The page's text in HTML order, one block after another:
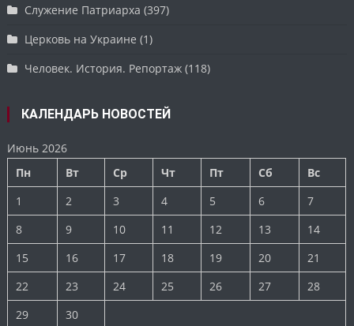
Служение Патриарха (397)
Церковь на Украине (1)
Человек. История. Репортаж (118)
КАЛЕНДАРЬ НОВОСТЕЙ
Июнь 2026
Пн
Вт Ср Чт Пт Сб
Вс
1
2 3 4 5 6
7
8
9 10 11 12 13
14
15
16 17 18 19 20
21
22
23 24 25 26 27
28
29
30